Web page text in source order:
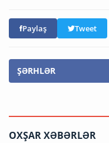
Paylaş Tweet
ŞƏRHLƏR
OXŞAR XƏBƏRLƏR